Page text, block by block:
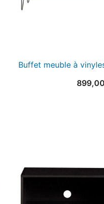
Buffet meuble à
899,00